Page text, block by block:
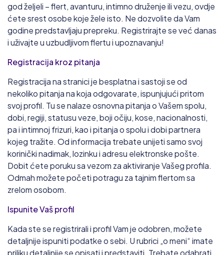
god željeli – flert, avanturu, intimno druženje ili vezu, ovdje
ćete srest osobe koje žele isto. Ne dozvolite da Vam
godine predstavljaju prepreku. Registrirajte se već danas
i uživajte u uzbudljivom flertu i upoznavanju!
Registracija kroz pitanja
Registracija na stranici je besplatna i sastoji se od
nekoliko pitanja na koja odgovarate, ispunjujući pritom
svoj profil. Tu se nalaze osnovna pitanja o Vašem spolu,
dobi, regiji, statusu veze, boji očiju, kose, nacionalnosti,
pa i intimnoj frizuri, kao i pitanja o spolu i dobi partnera
kojeg tražite. Od informacija trebate unijeti samo svoj
korinički nadimak, lozinku i adresu elektronske pošte.
Dobit ćete poruku sa vezom za aktiviranje Vašeg profila.
Odmah možete početi potragu za tajnim flertom sa
zrelom osobom.
Ispunite Vaš profil
Kada ste se registrirali i profil Vam je odobren, možete
detaljnije ispuniti podatke o sebi. U rubrici „o meni“ imate
priliku detaljnije se opisati i predstaviti. Trebate odabrati